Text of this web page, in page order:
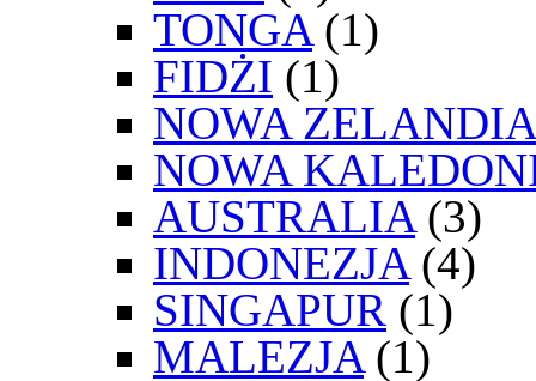
TONGA(1)
FIDŻI (1)
NOWA ZELANDIA
NOWA
AUSTRALIA(3)
INDONEZJA(4)
SINGAPUR (1)
MALEZJA(1)